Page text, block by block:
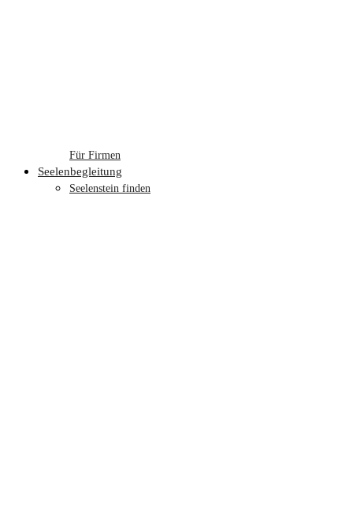
Für Firmen
Seelenbegleitung
Seelenstein finden